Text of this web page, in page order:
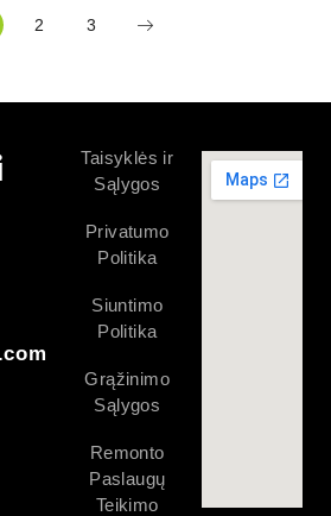
2 3
Taisyklės ir
Sąlygos
Privatumo
Politika
Siuntimo
Politika
Grąžinimo
Sąlygos
Remonto
Paslaugų
Teikimo